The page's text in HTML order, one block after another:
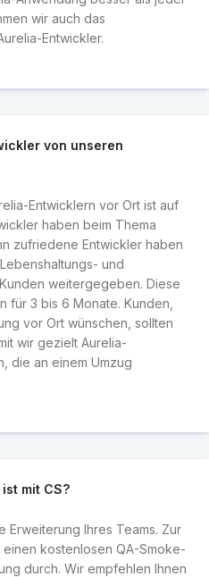
wir auch das
Entwickler.
von unseren
Entwicklern vor Ort ist auf
haben beim Thema
zufriedene Entwickler haben
und
weitergegeben. Diese
für 3 bis 6 Monate. Kunden,
vor Ort wünschen, sollten
wir gezielt Aurelia-
die an einem Umzug
mit CS?
Erweiterung Ihres Teams. Zur
kostenlosen QA-Smoke-
durch. Wir empfehlen Ihnen